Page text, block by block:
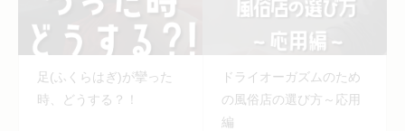
足(ふくらはぎ)が攣った
時、どうする？！
ドライオーガズムのため
の風俗店の選び方～応用
編